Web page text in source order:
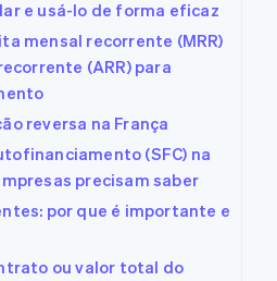
e usá-lo de forma eficaz
mensal recorrente (MRR)
(ARR) para
reversa na França
(SFC) na
precisam saber
por que é importante e
ou valor total do